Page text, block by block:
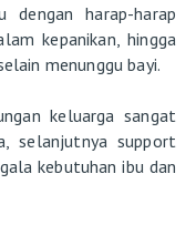
harap-harap
kepanikan, hingga
menunggu bayi.
keluarga sangat
selanjutnya support
kebutuhan ibu dan